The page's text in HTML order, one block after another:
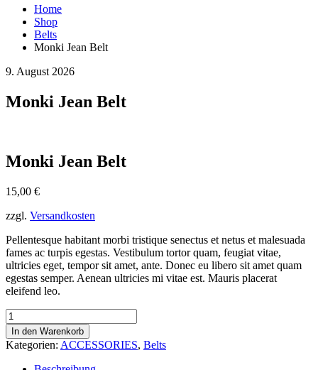
Home
Shop
Belts
Monki Jean Belt
9. August 2026
Monki Jean Belt
Monki Jean Belt
15,00 €
zzgl. Versandkosten
Pellentesque habitant morbi tristique senectus et netus et malesuada
fames ac turpis egestas. Vestibulum tortor quam, feugiat vitae,
ultricies eget, tempor sit amet, ante. Donec eu libero sit amet quam
egestas semper. Aenean ultricies mi vitae est. Mauris placerat
eleifend leo.
Monki
Jean
Belt
Menge
In den Warenkorb
Kategorien: ACCESSORIES, Belts